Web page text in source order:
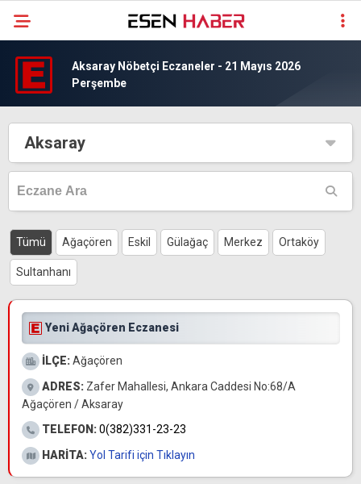
Aksaray Nöbetçi Eczaneler - 21 Mayıs 2026
Perşembe
Aksaray
Tümü Ağaçören Eskil Gülağaç Merkez Ortaköy
Sultanhanı
Yeni Ağaçören Eczanesi
İLÇE:Ağaçören
ADRES: Zafer Mahallesi, Ankara Caddesi No:68/A
Ağaçören / Aksaray
TELEFON:0(382)331-23-23
HARİTA:Yol Tarifi için Tıklayın